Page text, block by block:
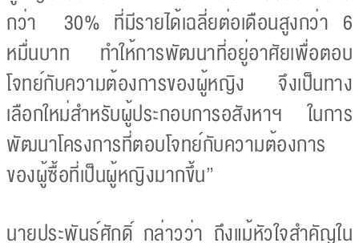
กว่า 30% ที่มีรายได้เฉลี่ยต่อเดือนสูงกว่า 6
หมื่นบาท ทำให้การพัฒนาที่อยู่อาศัยเพื่อตอบ
โจทย์กับความต้องการของผู้หญิง จึงเป็นทาง
เลือกใหม่สำหรับผู้ประกอบการอสังหาฯ ในการ
พัฒนาโครงการที่ตอบโจทย์กับความต้องการ
ของผู้ซื้อที่เป็นผู้หญิงมากขึ้น”
นายประพันธ์ศักดิ์ กล่าวว่า ถึงแม้หัวใจสำคัญใน